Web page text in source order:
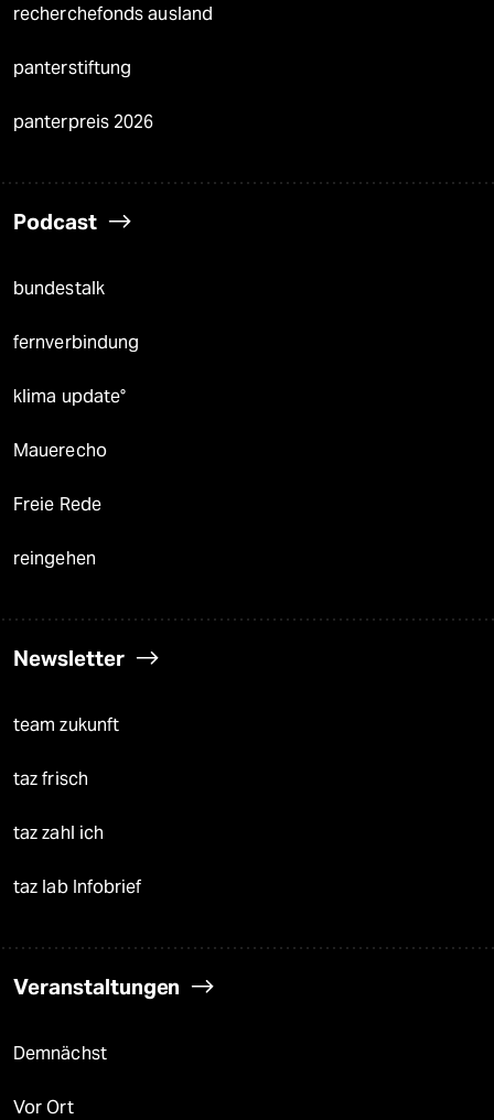
recherchefonds ausland
panterstiftung
panterpreis 2026
Podcast
bundestalk
fernverbindung
klima update°
Mauerecho
Freie Rede
reingehen
Newsletter
team zukunft
taz frisch
taz zahl ich
taz lab Infobrief
Veranstaltungen
Demnächst
Vor Ort